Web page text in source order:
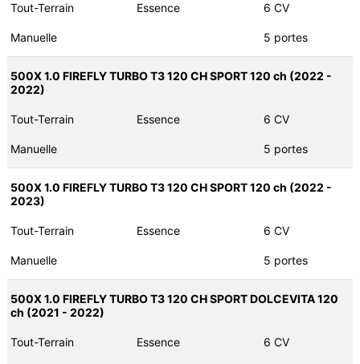
Tout-Terrain Essence 6 CV
Manuelle 5 portes
500X 1.0 FIREFLY TURBO T3 120 CH SPORT 120 ch (2022 -
2022)
Tout-Terrain Essence 6 CV
Manuelle 5 portes
500X 1.0 FIREFLY TURBO T3 120 CH SPORT 120 ch (2022 -
2023)
Tout-Terrain Essence 6 CV
Manuelle 5 portes
500X 1.0 FIREFLY TURBO T3 120 CH SPORT DOLCEVITA 120
ch (2021 - 2022)
Tout-Terrain Essence 6 CV